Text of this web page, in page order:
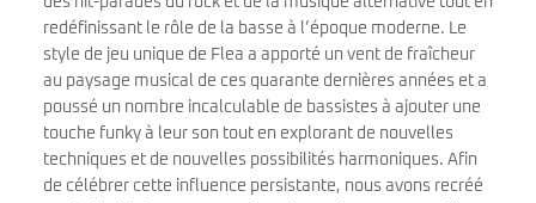
redéfinissant le rôle de la basse à l’époque moderne. Le
style de jeu unique de Flea a apporté un vent de fraîcheur
au paysage musical de ces quarante dernières années et a
poussé un nombre incalculable de bassistes à ajouter une
touche funky à leur son tout en explorant de nouvelles
techniques et de nouvelles possibilités harmoniques. Afin
de célébrer cette influence persistante, nous avons recréé